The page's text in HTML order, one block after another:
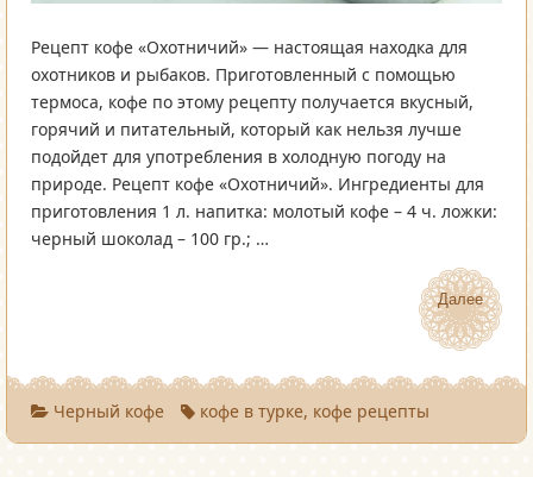
Рецепт кофе «Охотничий» — настоящая находка для
охотников и рыбаков. Приготовленный с помощью
термоса, кофе по этому рецепту получается вкусный,
горячий и питательный, который как нельзя лучше
подойдет для употребления в холодную погоду на
природе. Рецепт кофе «Охотничий». Ингредиенты для
приготовления 1 л. напитка: молотый кофе – 4 ч. ложки:
черный шоколад – 100 гр.; …
Далее
Далее
Черный кофе кофе в турке, кофе рецепты